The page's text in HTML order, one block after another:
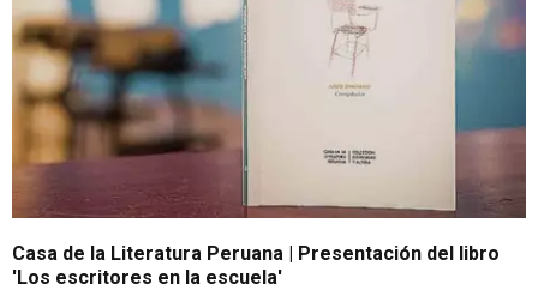
Casa de la Literatura Peruana | Presentación del libro
'Los escritores en la escuela'